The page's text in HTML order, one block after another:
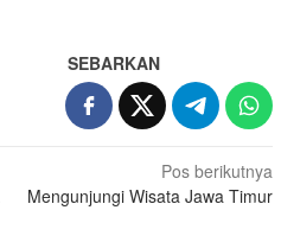
SEBARKAN
Pos berikutnya
Mengunjungi Wisata Jawa Timur